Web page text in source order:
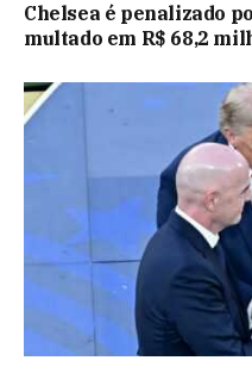
Chelsea é penalizado
multado em R$ 68,2